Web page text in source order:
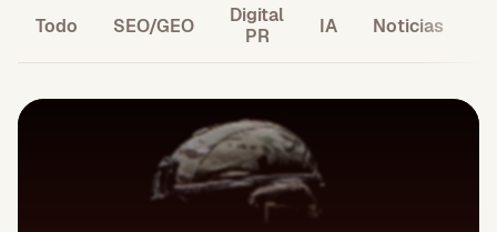
Todo
Digital
PR
IA Noticias
SEO/GEO